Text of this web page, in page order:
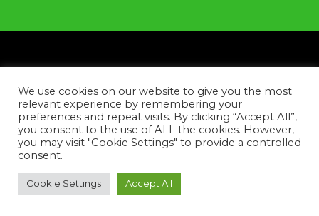
Copyright © 2026
Contacteer ons
FacebookInstagramYouTube
Tiktok
We use cookies on our website to give you the most
relevant experience by remembering your
preferences and repeat visits. By clicking “Accept All”,
you consent to the use of ALL the cookies. However,
you may visit "Cookie Settings" to provide a controlled
consent.
Cookie Settings Accept All